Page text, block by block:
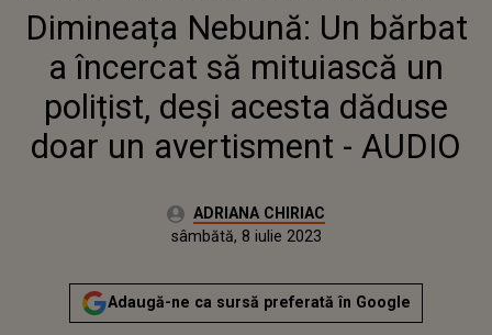
ÎNCERCAT SĂ MITUIASCĂ UN POLIȚIST,
DEȘI ACESTA DĂDUSE DOAR UN
AVERTISMENT - AUDIO
Dimineața Nebună: Un bărbat
a încercat să mituiască un
polițist, deși acesta dăduse
doar un avertisment - AUDIO
Autor:ADRIANA CHIRIAC
Actualizat:
sâmbătă, 8 iulie 2023
Adaugă-ne ca sursă preferată în Google